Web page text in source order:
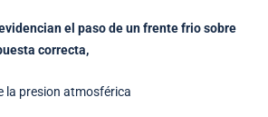
el paso de un frente frio sobre
correcta,
la presion atmosférica